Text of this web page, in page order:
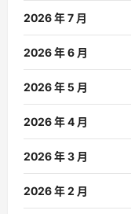
2026 年 7 月
2026 年 6 月
2026 年 5 月
2026 年 4 月
2026 年 3 月
2026 年 2 月